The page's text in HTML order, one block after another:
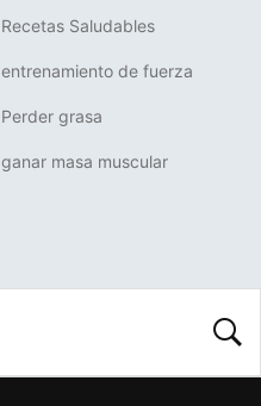
Recetas Saludables
entrenamiento de fuerza
Perder grasa
ganar masa muscular